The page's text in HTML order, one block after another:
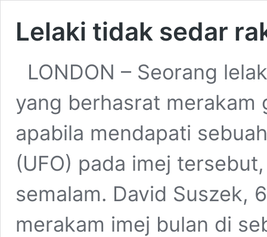
Lelaki tidak sedar
LONDON – Seorang
yang berhasrat
apabila mendapati
(UFO) pada imej
semalam. David Suszek,
merakam imej bulan di